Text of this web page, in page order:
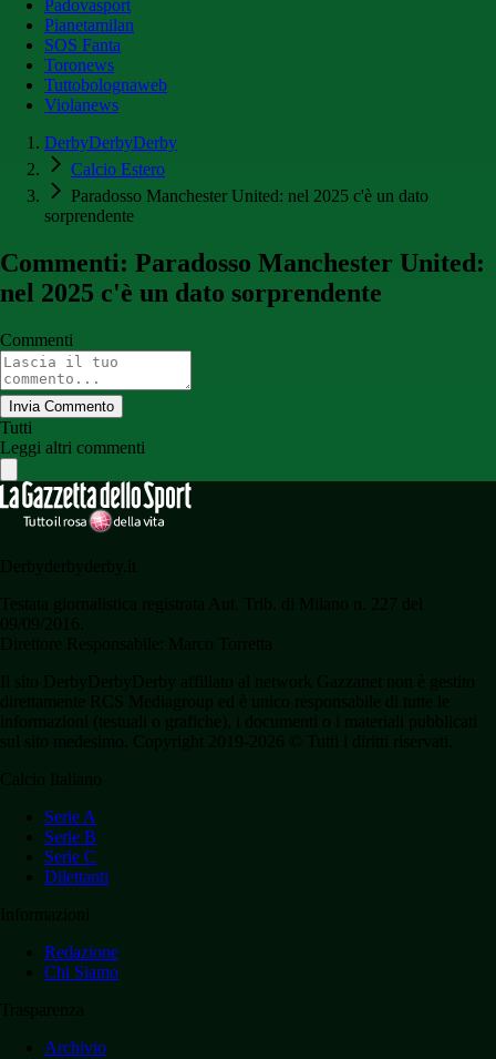
Padovasport
Pianetamilan
SOS Fanta
Toronews
Tuttobolognaweb
Violanews
DerbyDerbyDerby
Calcio Estero
Paradosso Manchester United: nel 2025 c'è un dato
sorprendente
Commenti: Paradosso Manchester United:
nel 2025 c'è un dato sorprendente
Commenti
Invia Commento
Tutti
Leggi altri commenti
Serie A
Serie B
Serie C
Dilettanti
Redazione
Chi Siamo
Archivio